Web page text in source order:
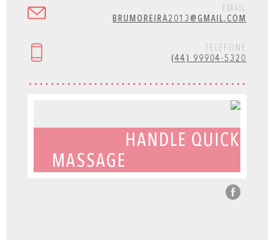
EMAIL
BRUMOREIRA2013@GMAIL.COM
TELEFONE
(44) 99904-5320
HANDLE QUICK
MASSAGE